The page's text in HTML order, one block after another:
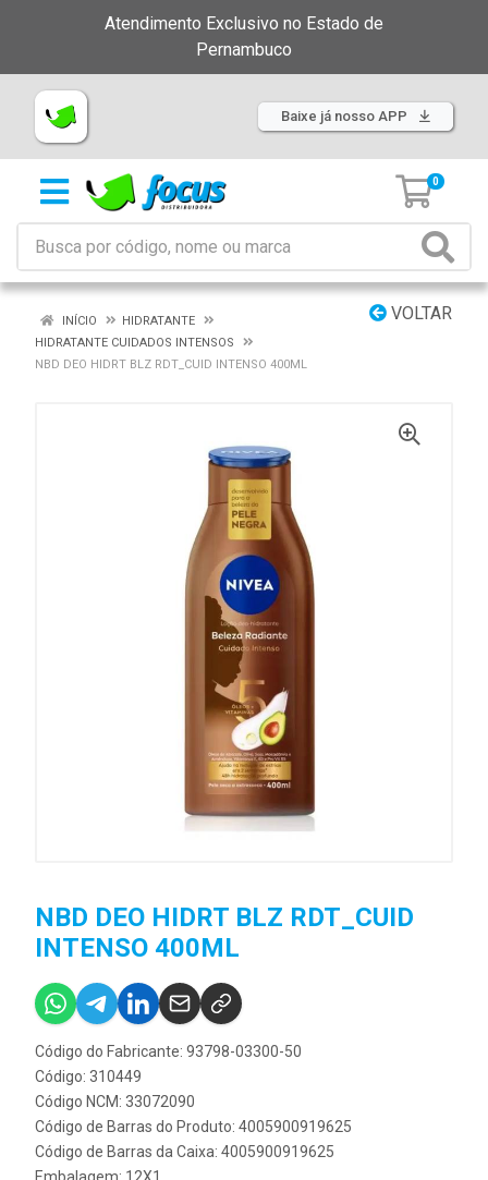
Atendimento Exclusivo no Estado de
Pernambuco
Baixe já nosso APP
0
VOLTAR
INÍCIO
HIDRATANTE
HIDRATANTE CUIDADOS INTENSOS
NBD DEO HIDRT BLZ RDT_CUID INTENSO 400ML
NBD DEO HIDRT BLZ RDT_CUID
INTENSO 400ML
Código do Fabricante: 93798-03300-50
Código: 310449
Código NCM: 33072090
Código de Barras do Produto: 4005900919625
Código de Barras da Caixa: 4005900919625